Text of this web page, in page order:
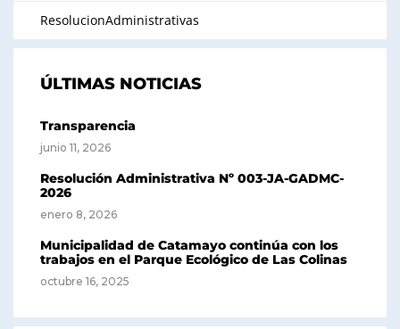
ResolucionAdministrativas
ÚLTIMAS NOTICIAS
Transparencia
junio 11, 2026
Resolución Administrativa Nº 003-JA-GADMC-
2026
enero 8, 2026
Municipalidad de Catamayo continúa con los
trabajos en el Parque Ecológico de Las Colinas
octubre 16, 2025